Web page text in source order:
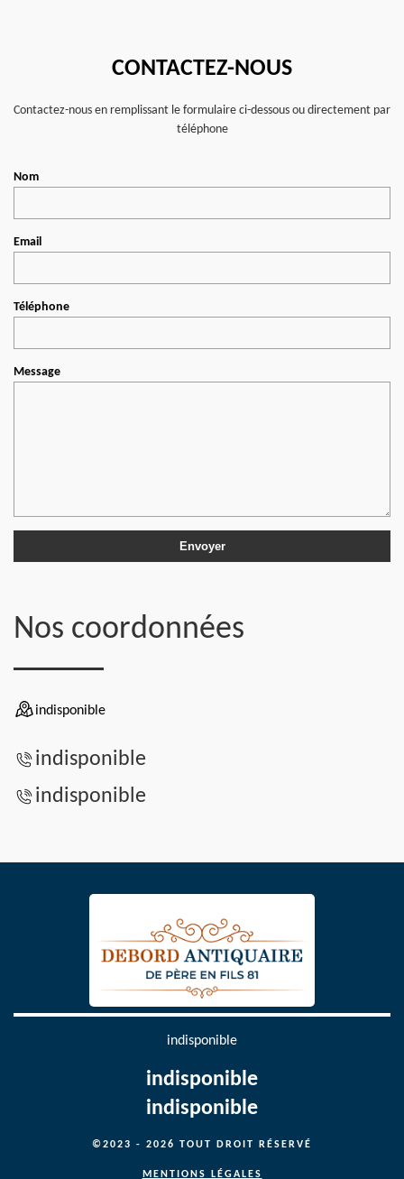
CONTACTEZ-NOUS
Contactez-nous en remplissant le formulaire ci-dessous ou directement par
téléphone
Nom
Email
Téléphone
Message
Nos coordonnées
indisponible
indisponible
indisponible
indisponible
indisponible
indisponible
©2023 - 2026 TOUT DROIT RÉSERVÉ
MENTIONS LÉGALES